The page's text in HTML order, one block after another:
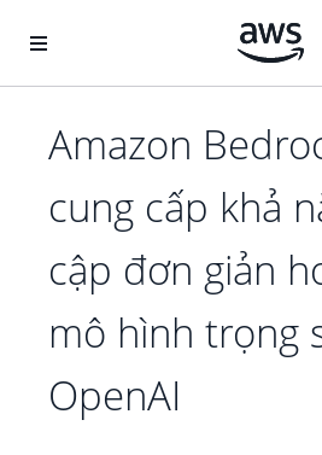
Amazon
cung cấp khả
cập đơn giản
mô hình trọng
OpenAI